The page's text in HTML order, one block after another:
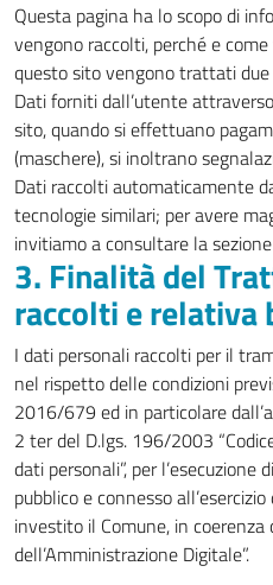
Questa pagina ha lo scopo di
vengono raccolti, perché e
questo sito vengono trattati
Dati forniti dall’utente
sito, quando si effettuano
(maschere), si inoltrano
Dati raccolti automaticamente
tecnologie similari; per avere
invitiamo a consultare la sezione
3. Finalità del
raccolti e relativa
I dati personali raccolti per il
nel rispetto delle condizioni
2016/679 ed in particolare
2 ter del D.lgs. 196/2003
dati personali”, per
pubblico e connesso
investito il Comune, in
dell’Amministrazione Digitale”.